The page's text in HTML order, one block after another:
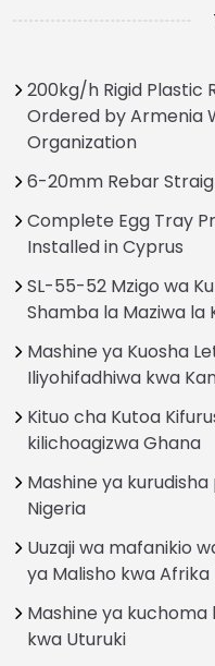
200kg/h Rigid Plastic
Ordered by Armenia
Organization
6-20mm Rebar
Complete Egg Tray
Installed in Cyprus
SL-55-52 Mzigo wa
Shamba la Maziwa la
Mashine ya Kuosha
Iliyohifadhiwa kwa
Kituo cha Kutoa
kilichoagizwa Ghana
Mashine ya
Nigeria
Uuzaji wa mafanikio
ya Malisho kwa Afrika
Mashine ya
kwa Uturuki